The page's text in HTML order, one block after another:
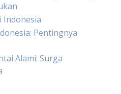
Indonesia
Pentingnya
Alami: Surga